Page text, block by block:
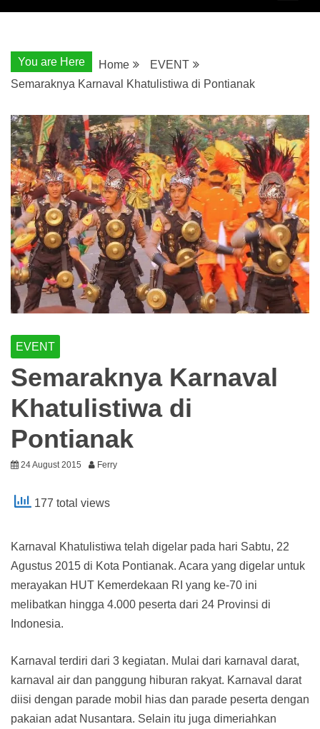
You are Here Home
EVENT
Semaraknya Karnaval Khatulistiwa di Pontianak
EVENT
Semaraknya Karnaval
Khatulistiwa di
Pontianak
24 August 2015 Ferry
177 total views
Karnaval Khatulistiwa telah digelar pada hari Sabtu, 22
Agustus 2015 di Kota Pontianak. Acara yang digelar untuk
merayakan HUT Kemerdekaan RI yang ke-70 ini
melibatkan hingga 4.000 peserta dari 24 Provinsi di
Indonesia.
Karnaval terdiri dari 3 kegiatan. Mulai dari karnaval darat,
karnaval air dan panggung hiburan rakyat. Karnaval darat
diisi dengan parade mobil hias dan parade peserta dengan
pakaian adat Nusantara. Selain itu juga dimeriahkan